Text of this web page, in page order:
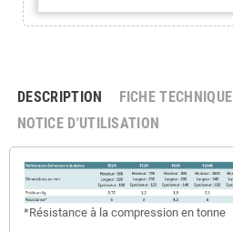
DESCRIPTION
FICHE TECHNIQUE
NOTICE D'UTILISATION
*Résistance à la compression en tonne